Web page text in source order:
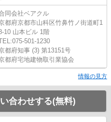
同会社ベアクル
都府京都市山科区竹鼻竹ノ街道町1
10 山本ビル 1階
501-1230
都府知事 (3) 第13151号
都府宅地建物取引業協会
情報の見方
合わせする(無料)